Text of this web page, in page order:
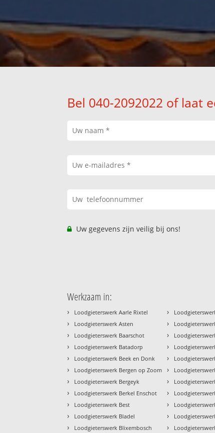
Bel 040-2092022 of laat
Uw gegevens zijn veilig bij ons!
Werkzaam in:
› Loodgieterswerk Aarle Rixtel
› Loodgieterswerk Asten
› Loodgieterswerk Baarschot
› Loodgieterswerk Batadorp
› Loodgieterswerk Beek en Donk
› Loodgieterswerk Bergen op Zoom
› Loodgieterswerk Bergeyk
› Loodgieterswerk Berkel Enschot
› Loodgieterswerk Best
› Loodgieterswerk Bladel
› Loodgieterswerk Blixembosch
›
›
›
›
›
›
›
›
›
›
›